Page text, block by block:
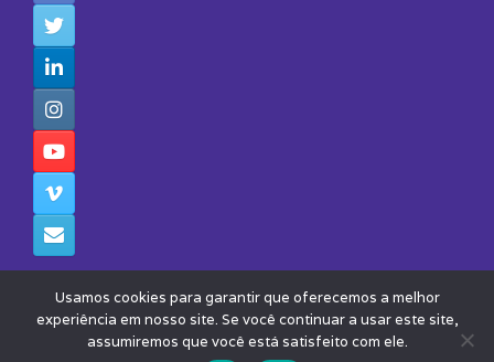
© 2026 - Todos os Direitos Reservados - Instituto Avisa Lá
Theme by
Usamos cookies para garantir que oferecemos a melhor
experiência em nosso site. Se você continuar a usar este site,
assumiremos que você está satisfeito com ele.